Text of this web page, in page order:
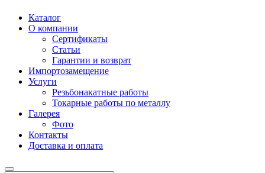
Каталог
О компании
Сертификаты
Статьи
Гарантии и возврат
Импортозамещение
Услуги
Резьбонакатные работы
Токарные работы по металлу
Галерея
Фото
Контакты
Доставка и оплата